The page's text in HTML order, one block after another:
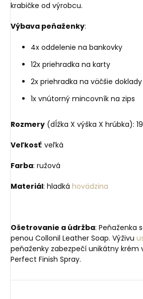
krabičke od výrobcu.
Výbava peňaženky:
4x oddelenie na bankovky
12x priehradka na karty
2x priehradka na väčšie doklady
1x vnútorný mincovník na zips
Rozmery (dĺžka X výška X hrúbka):
Veľkosť: veľká
Farba: ružová
Materiál: hladká hovädzina
Ošetrovanie a údržba: Peňaženka
penou Collonil Leather Soap. Výživu
peňaženky zabezpečí unikátny krém
Perfect Finish Spray.